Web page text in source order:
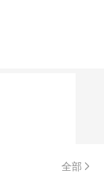
全部